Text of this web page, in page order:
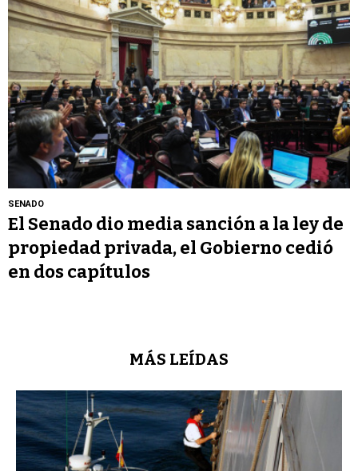
SENADO
El Senado dio media sanción a la ley de
propiedad privada, el Gobierno cedió
en dos capítulos
MÁS LEÍDAS